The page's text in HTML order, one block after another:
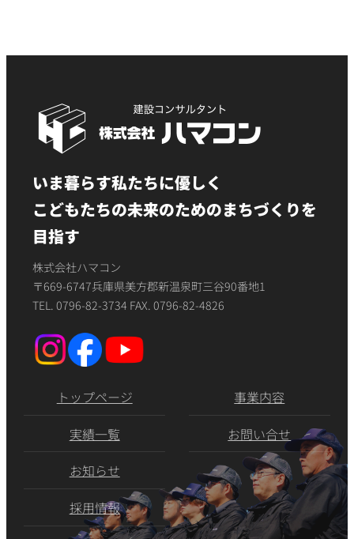
いま暮らす私たちに優しく
こどもたちの未来のためのまちづくりを
目指す
株式会社ハマコン
〒669-6747兵庫県美方郡新温泉町三谷90番地1
TEL. 0796-82-3734 FAX. 0796-82-4826
トップページ
実績一覧
お知らせ
採用情報
事業内容
お問い合せ